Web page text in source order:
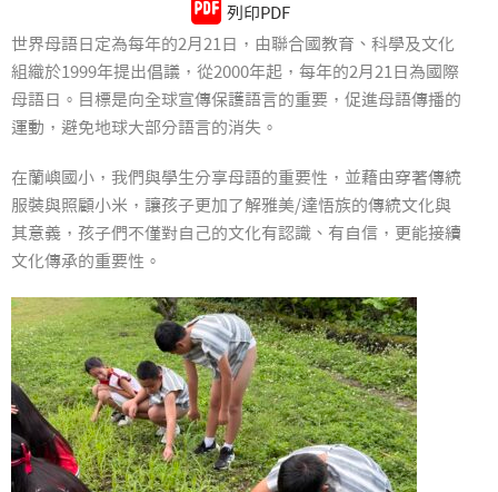
列印PDF
世界母語日定為每年的2月21日，由聯合國教育、科學及文化
組織於1999年提出倡議，從2000年起，每年的2月21日為國際
母語日。目標是向全球宣傳保護語言的重要，促進母語傳播的
運動，避免地球大部分語言的消失。
在蘭嶼國小，我們與學生分享母語的重要性，並藉由穿著傳統
服裝與照顧小米，讓孩子更加了解雅美/達悟族的傳統文化與
其意義，孩子們不僅對自己的文化有認識、有自信，更能接續
文化傳承的重要性。